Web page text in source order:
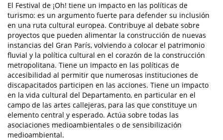
El Festival de ¡Oh! tiene un impacto en las políticas de
turismo: es un argumento fuerte para defender su inclusión
en una ruta cultural europea. Contribuye al debate sobre
proyectos que pueden alimentar la construcción de nuevas
instancias del Gran París, volviendo a colocar el patrimonio
fluvial y la política cultural en el corazón de la construcción
metropolitana. Tiene un impacto en las políticas de
accesibilidad al permitir que numerosas instituciones de
discapacitados participen en las acciones. Tiene un impacto
en la vida cultural del Departamento, en particular en el
campo de las artes callejeras, para las que constituye un
elemento central y esperado. Actúa sobre todas las
asociaciones medioambientales o de sensibilización
medioambiental.